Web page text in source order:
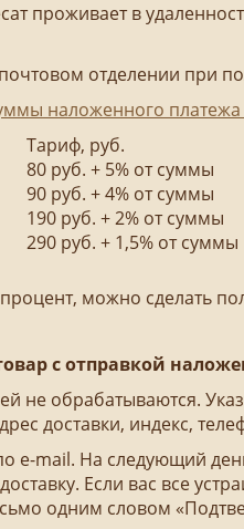
проживает в
отделении при
наложенного платежа
Тариф, руб.
80 руб. + 5% от суммы
90 руб. + 4% от суммы
190 руб. + 2% от суммы
290 руб. + 1,5% от суммы
можно сделать
с отправкой
не обрабатываются.
доставки, индекс,
e-mail. На следующий
Если вас все
одним словом